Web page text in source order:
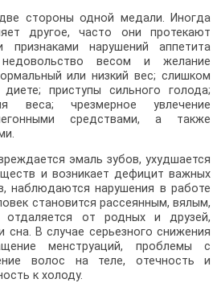
стороны одной медали. Иногда
другое, часто они протекают
признаками нарушений аппетита
весом и желание
или низкий вес; слишком
приступы сильного голода;
веса; чрезмерное увлечение
средствами, а также
эмаль зубов, ухудшается
и возникает дефицит важных
наблюдаются нарушения в работе
становится рассеянным, вялым,
от родных и друзей,
сна. В случае серьезного снижения
менструаций, проблемы с
волос на теле, отечность и
к холоду.